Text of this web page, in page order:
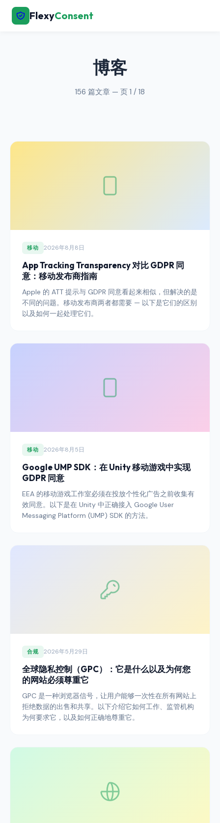
FlexyConsent
← 返回首页
博客
156 篇文章 — 页 1 / 18
移动 2026年8月8日
App Tracking Transparency 对比 GDPR 同
意：移动发布商指南
Apple 的 ATT 提示与 GDPR 同意看起来相似，但解决的是
不同的问题。移动发布商两者都需要 — 以下是它们的区别
以及如何一起处理它们。
移动 2026年8月5日
Google UMP SDK：在 Unity 移动游戏中实现
GDPR 同意
EEA 的移动游戏工作室必须在投放个性化广告之前收集有
效同意。以下是在 Unity 中正确接入 Google User
Messaging Platform (UMP) SDK 的方法。
合规 2026年5月29日
全球隐私控制（GPC）：它是什么以及为何您
的网站必须尊重它
GPC 是一种浏览器信号，让用户能够一次性在所有网站上
拒绝数据的出售和共享。以下介绍它如何工作、监管机构
为何要求它，以及如何正确地尊重它。